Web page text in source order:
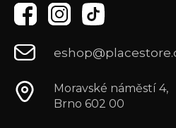
Moravské náměstí 4,
Brno 602 00